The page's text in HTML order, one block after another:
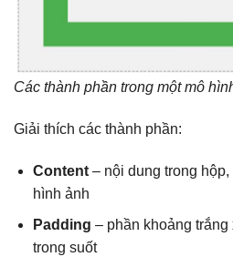
Các thành phần trong một mô
Giải thích các thành phần:
Content– nội dung trong
hình ảnh
Padding – phần khoảng
trong suốt